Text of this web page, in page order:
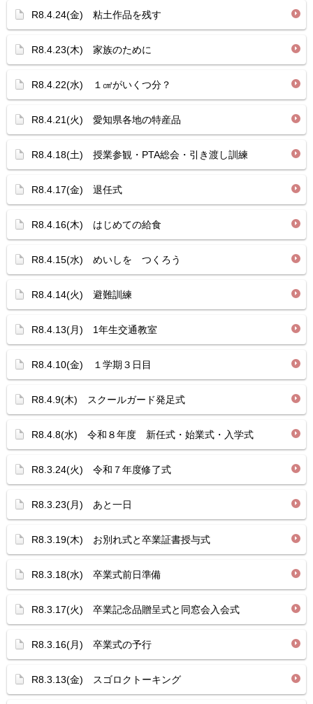
R8.4.24(金) 粘土作品を残す
R8.4.23(木) 家族のために
R8.4.22(水) １㎤がいくつ分？
R8.4.21(火) 愛知県各地の特産品
R8.4.18(土) 授業参観・PTA総会・引き渡し訓練
R8.4.17(金) 退任式
R8.4.16(木) はじめての給食
R8.4.15(水) めいしを つくろう
R8.4.14(火) 避難訓練
R8.4.13(月) 1年生交通教室
R8.4.10(金) １学期３日目
R8.4.9(木) スクールガード発足式
R8.4.8(水) 令和８年度 新任式・始業式・入学式
R8.3.24(火) 令和７年度修了式
R8.3.23(月) あと一日
R8.3.19(木) お別れ式と卒業証書授与式
R8.3.18(水) 卒業式前日準備
R8.3.17(火) 卒業記念品贈呈式と同窓会入会式
R8.3.16(月) 卒業式の予行
R8.3.13(金) スゴロクトーキング